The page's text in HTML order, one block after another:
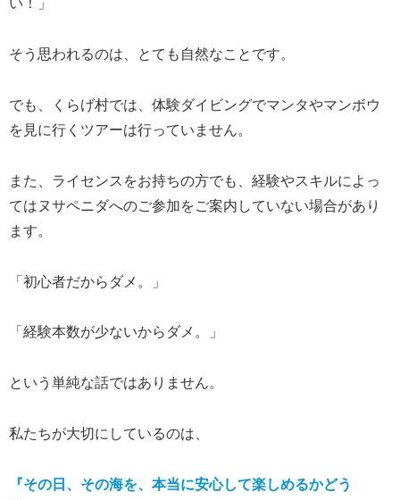
い！」
そう思われるのは、とても自然なことです。
でも、くらげ村では、体験ダイビングでマンタやマンボウ
を見に行くツアーは行っていません。
また、ライセンスをお持ちの方でも、経験やスキルによっ
てはヌサペニダへのご参加をご案内していない場合があり
ます。
「初心者だからダメ。」
「経験本数が少ないからダメ。」
という単純な話ではありません。
私たちが大切にしているのは、
『その日、その海を、本当に安心して楽しめるかどう